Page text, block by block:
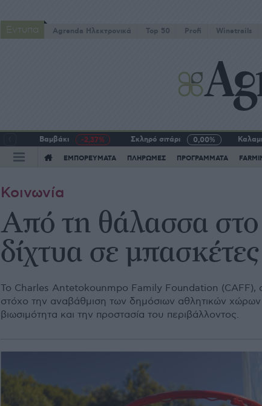
Έντυπα Agrenda Ηλεκτρονικά Top 50 Profi Winetrails
Βαμβάκι -2,37% Σκληρό σιτάρι 0,00%
ΕΜΠΟΡΕΥΜΑΤΑ ΠΛΗΡΩΜΕΣ ΠΡΟΓΡΑΜΜΑΤΑ
Κοινωνία
Από τη θάλασσα στο
δίχτυα σε μπασκέτες
Το Charles Antetokounmpo Family Foundation (CAFF),
στόχο την αναβάθμιση των δημόσιων αθλητικών
βιωσιμότητα και την προστασία του περιβάλλοντος.